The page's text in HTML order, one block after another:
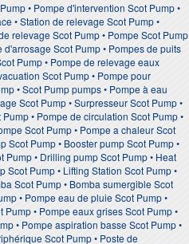
• Pompe d'intervention Scot Pump •
• Station de relevage Scot Pump •
relevage Scot Pump • Pompe Scot Pump
Scot Pump • Pompes de puits
Pump • Pompe de relevage eaux
Scot Pump • Pompe pour
• Scot Pump pumps • Pompe à eau
Scot Pump • Surpresseur Scot Pump •
• Pompe de circulation Scot Pump •
Scot Pump • Pompe a chaleur Scot
Scot Pump • Booster pump Scot Pump •
• Drilling pump Scot Pump • Heat
Pump • Lifting Station Scot Pump •
Scot Pump • Bomba sumergible Scot
• Pompe eau de pluie Scot Pump •
• Pompe eaux grises Scot Pump •
• Pompe aspiration basse Scot Pump •
Scot Pump • Poste de